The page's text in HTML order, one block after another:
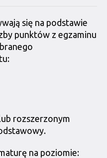
się na podstawie
punktów z egzaminu
rozszerzonym
na poziomie: